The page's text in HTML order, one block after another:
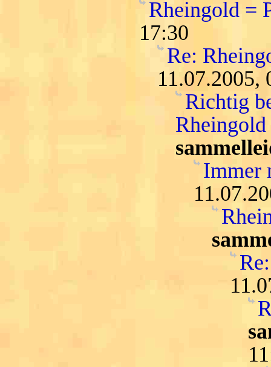
Rheingold =
17:30
Re:
11.07.2005,
Richtig
Rheingold
Immer